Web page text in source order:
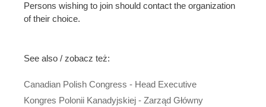
Persons wishing to join should contact the organization
of their choice.
See also / zobacz też:
Canadian Polish Congress - Head Executive
Kongres Polonii Kanadyjskiej - Zarząd Główny